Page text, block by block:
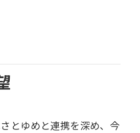
とゆめと連携を深め、今